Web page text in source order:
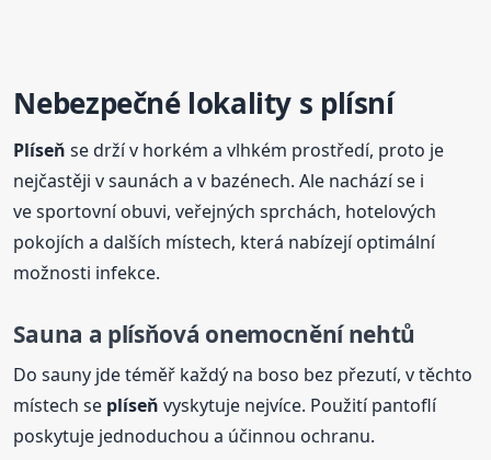
Nebezpečné lokality s plísní
Plíseň se drží v horkém a vlhkém prostředí, proto je
nejčastěji v saunách a v bazénech. Ale nachází se i
ve sportovní obuvi, veřejných sprchách, hotelových
pokojích a dalších místech, která nabízejí optimální
možnosti infekce.
Sauna a plísňová onemocnění nehtů
Do sauny jde téměř každý na boso bez přezutí, v těchto
místech se plíseň vyskytuje nejvíce. Použití pantoflí
poskytuje jednoduchou a účinnou ochranu.